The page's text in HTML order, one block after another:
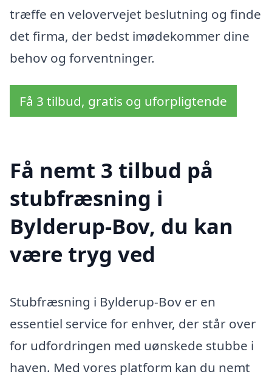
træffe en velovervejet beslutning og finde
det firma, der bedst imødekommer dine
behov og forventninger.
Få 3 tilbud, gratis og uforpligtende
Få nemt 3 tilbud på
stubfræsning i
Bylderup-Bov, du kan
være tryg ved
Stubfræsning i Bylderup-Bov er en
essentiel service for enhver, der står over
for udfordringen med uønskede stubbe i
haven. Med vores platform kan du nemt